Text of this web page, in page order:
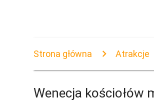
Strona główna Atrakcje
Wenecja kościołów